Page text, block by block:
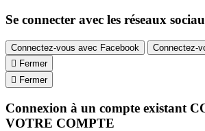
Se connecter avec les réseaux
Connectez-vous avec Facebook
Connectez-
 Fermer
 Fermer
Connexion à un compte existant
VOTRE COMPTE